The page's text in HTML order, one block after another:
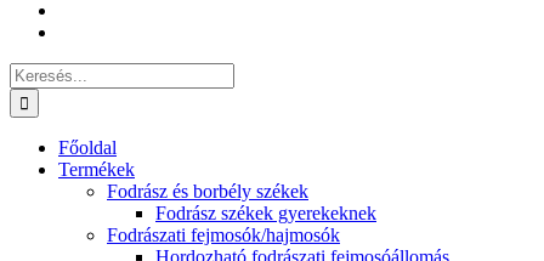
Keresés...
Főoldal
Termékek
Fodrász és borbély székek
Fodrász székek gyerekeknek
Fodrászati fejmosók/hajmosók
Hordozható fodrászati fejmosóállomás